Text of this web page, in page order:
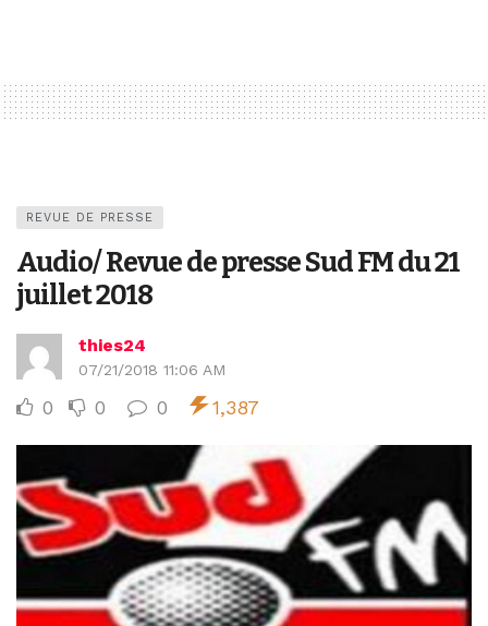
REVUE DE PRESSE
Audio/ Revue de presse Sud FM du 21
juillet 2018
thies24
07/21/2018 11:06 AM
0 0 0 1,387